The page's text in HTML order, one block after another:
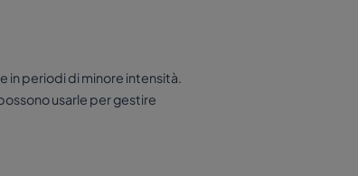
periodi di minore intensità.
usarle per gestire